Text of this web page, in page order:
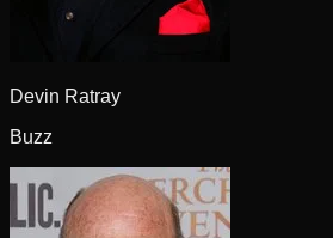
Devin Ratray
Buzz